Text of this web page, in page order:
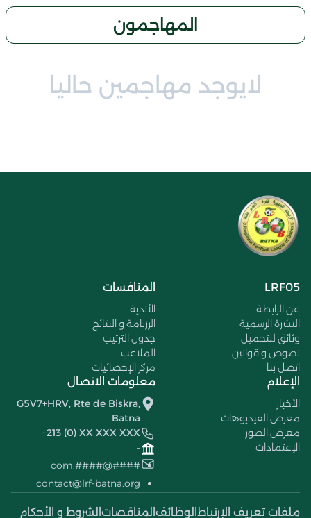
المهاجمون
لايوجد مهاجمين حاليا
LRF05
عن الرابطة
النشرة الرسمية
وثائق للتحميل
نصوص و قوانين
اتصل بنا
المنافسات
الأندية
الرزنامة و النتائج
جدول الترتيب
الملاعب
مركز الإحصائيات
الإعلام
الأخبار
معرض الفيديوهات
معرض الصور
الإعتمادات
معلومات الاتصال
G5V7+HRV, Rte de Biskra,
Batna
+213 (0) XX XXX XXX
-
####@####.com
contact@lrf-batna.org
ملفات تعريف الإرتباط الوظائف المناقصات الشروط و الأحكام